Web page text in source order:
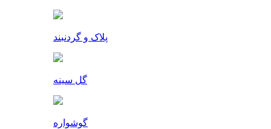
پلاک و گردنبند
گل سینه
گوشواره